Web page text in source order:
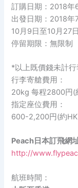
訂購日期：2018年
出發日期：2018年
10月9日至10月27日
停留期限：無限制
*以上既價錢未計
行李寄艙費用：
20kg 每程2800円(
指定座位費用：
600-2,200円(約
Peach日本訂飛網
http://
航班時間：